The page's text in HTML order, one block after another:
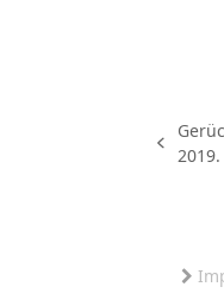
2019.